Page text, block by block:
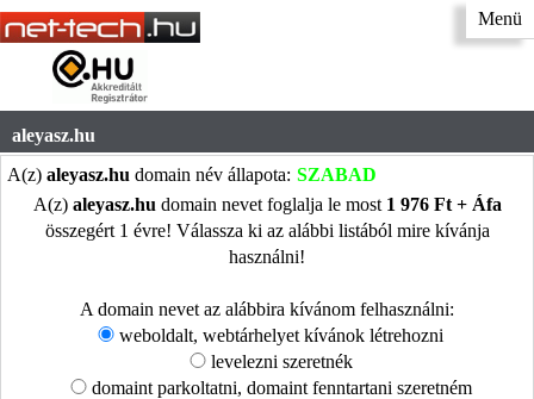
Menü
aleyasz.hu
A(z) aleyasz.hu domain név állapota: SZABAD
A(z) aleyasz.hu domain nevet foglalja le most 1 976 Ft + Áfa
összegért 1 évre! Válassza ki az alábbi listából mire kívánja
használni!
A domain nevet az alábbira kívánom felhasználni:
weboldalt, webtárhelyet kívánok létrehozni
levelezni szeretnék
domaint parkoltatni, domaint fenntartani szeretném